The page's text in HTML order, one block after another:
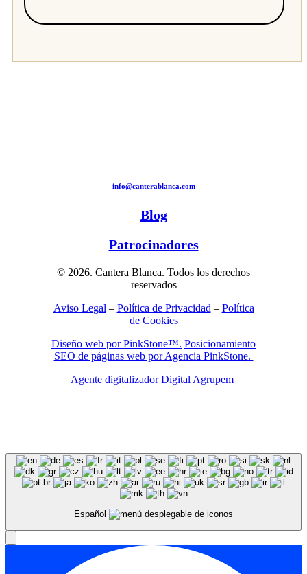
info@canterablanca.com
Blog
Patrocinadores
© 2026. Cantera Blanca. Todos los derechos
reservados
Aviso Legal – Política de Privacidad – Política
de Cookies
Diseño web por PinkStone™. Posicionamiento
SEO de páginas web por Agencia PinkStone.
Agente digitalizador Digital Agrupem
Español